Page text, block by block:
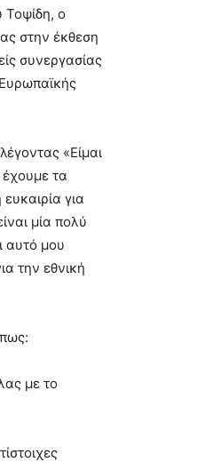
Τοψίδη, ο
στην έκθεση
συνεργασίας
«Είμαι
τα
για
μία πολύ
αυτό μου
την εθνική
με το